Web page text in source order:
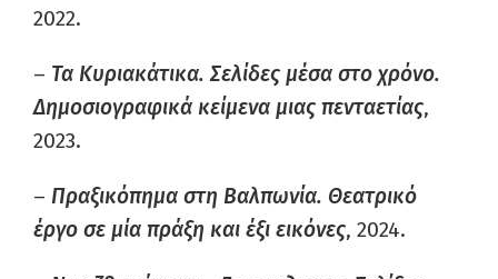
2022.
– Τα Κυριακάτικα. Σελίδες μέσα στο χρόνο.
Δημοσιογραφικά κείμενα μιας πενταετίας,
2023.
– Πραξικόπημα στη Βαλπωνία. Θεατρικό
έργο σε μία πράξη και έξι εικόνες, 2024.